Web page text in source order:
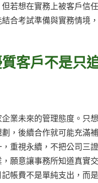
若想在實務上被客戶信
合考試準備與實務情境
客戶不是只
業未來的管理態度。只
，後續合作就可能充滿
重視永續，不把公司三
願意讓事務所知道真實
帳費不是單純支出，而